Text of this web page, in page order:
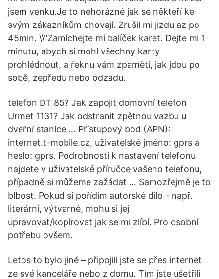
jsem venku.Je to nehorázné jak se někteří ke
svým zákazníkům chovají. Zrušil mi jizdu az po
45min. \\"Zamíchejte mi balíček karet. Dejte mi 1
minutu, abych si mohl všechny karty
prohlédnout, a řeknu vám zpaměti, jak jdou po
sobě, zepředu nebo odzadu.
telefon DT 85? Jak zapojit domovní telefon
Urmet 1131? Jak odstranit zpětnou vazbu u
dveřní stanice … Přístupový bod (APN):
internet.t-mobile.cz, uživatelské jméno: gprs a
heslo: gprs. Podrobnosti k nastavení telefonu
najdete v uživatelské příručce vašeho telefonu,
případně si můžeme zažádat … Samozřejmě je to
blbost. Pokud si pořídím autorské dílo - např.
literární, výtvarné, mohu si jej
upravovat/kopírovat jak se mi zlíbí. Pro osobní
potřebu ovšem.
Letos to bylo jiné – připojili jste se přes internet
ze své kanceláře nebo z domu. Tím jste ušetřili